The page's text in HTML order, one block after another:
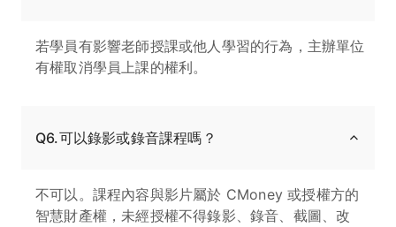
若學員有影響老師授課或他人學習的行為，主辦單位
有權取消學員上課的權利。
Q6.可以錄影或錄音課程嗎？
不可以。課程內容與影片屬於 CMoney 或授權方的
智慧財產權，未經授權不得錄影、錄音、截圖、改